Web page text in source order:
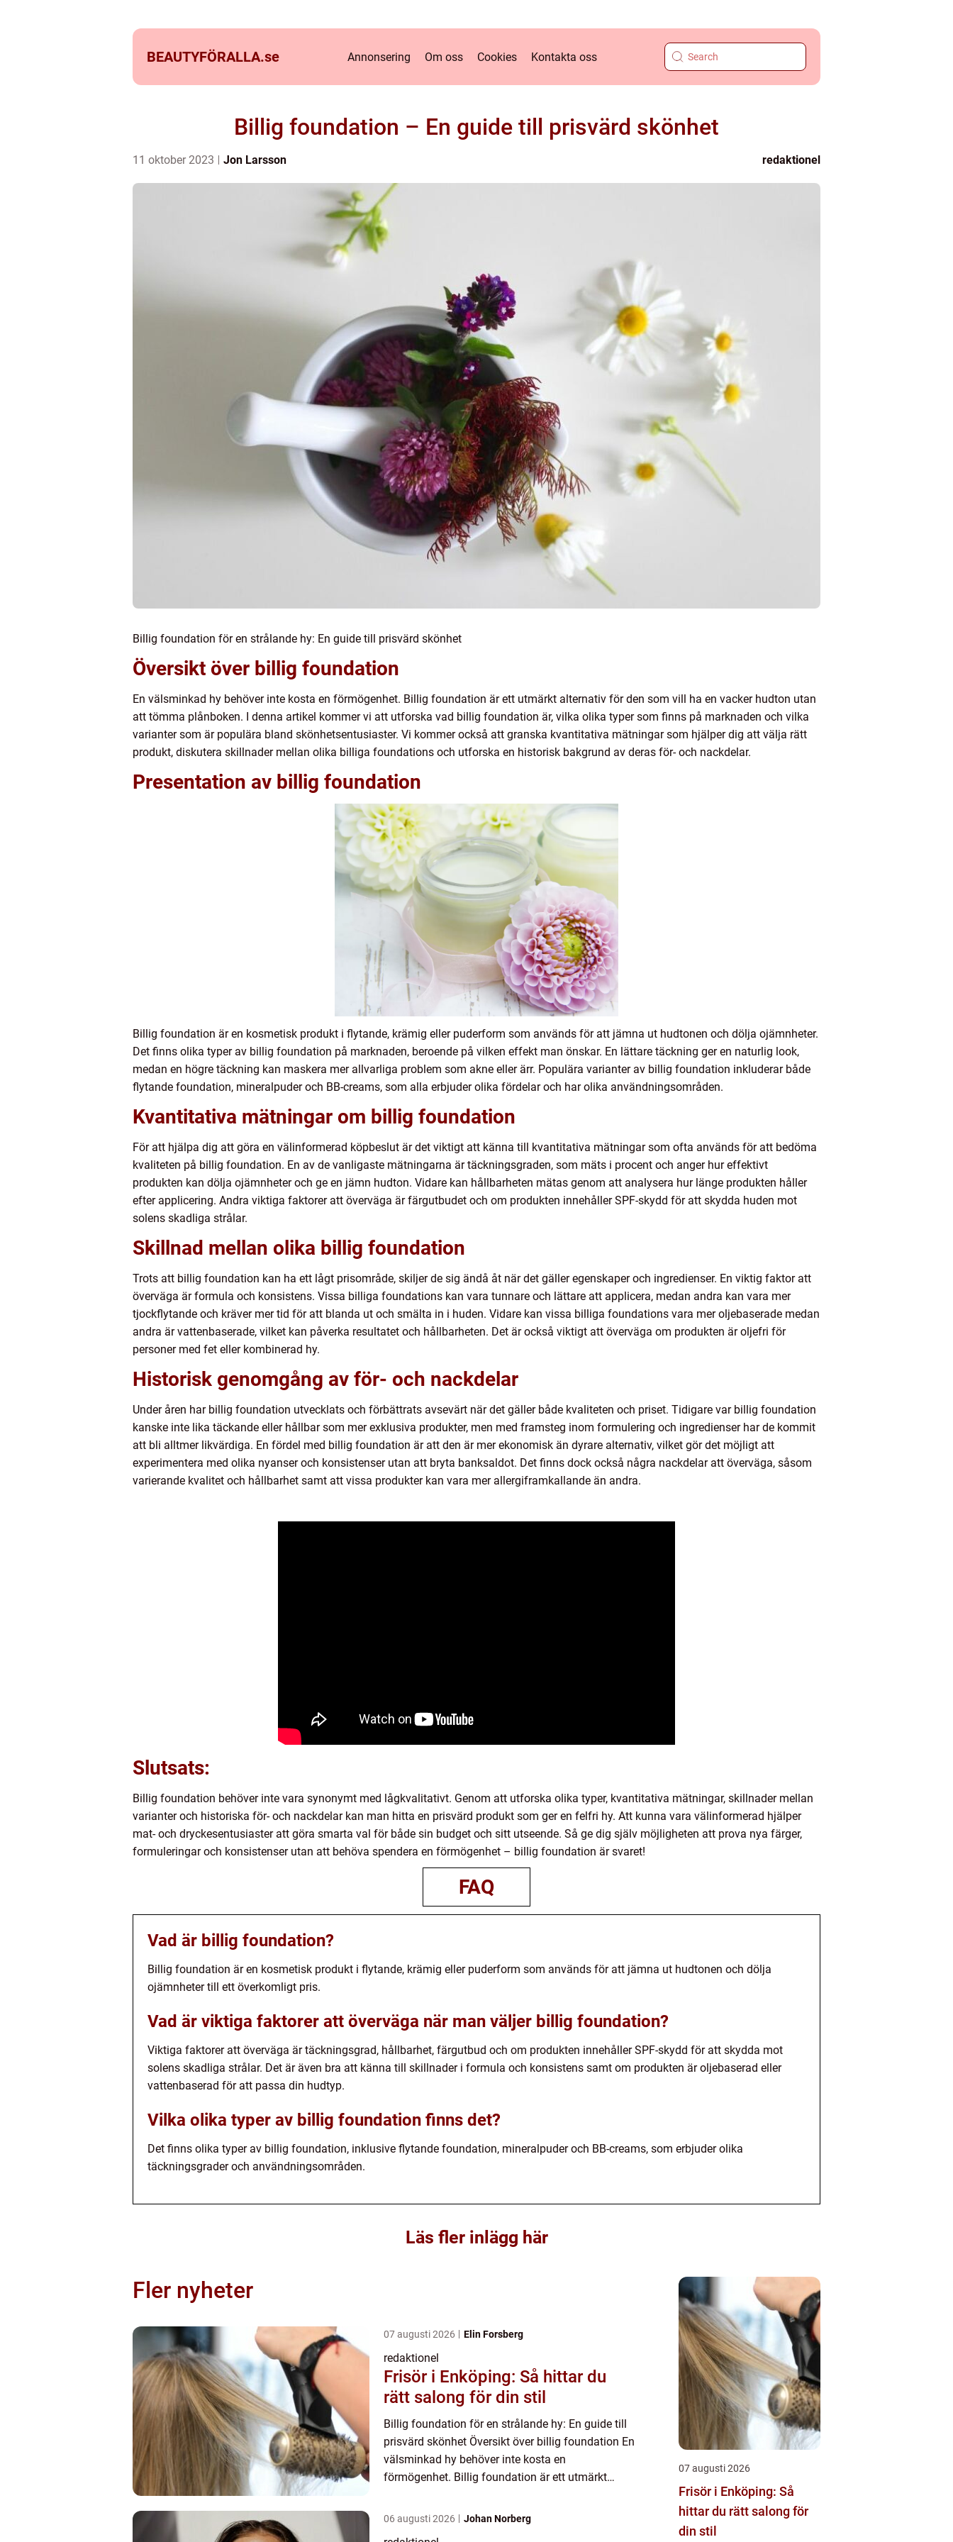
BEAUTYFÖRALLA.se Annonsering Om oss Cookies Kontakta oss
Billig foundation – En guide till prisvärd skönhet
11 oktober 2023 Jon Larsson redaktionel
Billig foundation för en strålande hy: En guide till prisvärd skönhet
Översikt över billig foundation
En välsminkad hy behöver inte kosta en förmögenhet. Billig foundation är ett utmärkt alternativ för den som vill ha en vacker hudton utan
att tömma plånboken. I denna artikel kommer vi att utforska vad billig foundation är, vilka olika typer som finns på marknaden och vilka
varianter som är populära bland skönhetsentusiaster. Vi kommer också att granska kvantitativa mätningar som hjälper dig att välja rätt
produkt, diskutera skillnader mellan olika billiga foundations och utforska en historisk bakgrund av deras för- och nackdelar.
Presentation av billig foundation
Billig foundation är en kosmetisk produkt i flytande, krämig eller puderform som används för att jämna ut hudtonen och dölja ojämnheter.
Det finns olika typer av billig foundation på marknaden, beroende på vilken effekt man önskar. En lättare täckning ger en naturlig look,
medan en högre täckning kan maskera mer allvarliga problem som akne eller ärr. Populära varianter av billig foundation inkluderar både
flytande foundation, mineralpuder och BB-creams, som alla erbjuder olika fördelar och har olika användningsområden.
Kvantitativa mätningar om billig foundation
För att hjälpa dig att göra en välinformerad köpbeslut är det viktigt att känna till kvantitativa mätningar som ofta används för att bedöma
kvaliteten på billig foundation. En av de vanligaste mätningarna är täckningsgraden, som mäts i procent och anger hur effektivt
produkten kan dölja ojämnheter och ge en jämn hudton. Vidare kan hållbarheten mätas genom att analysera hur länge produkten håller
efter applicering. Andra viktiga faktorer att överväga är färgutbudet och om produkten innehåller SPF-skydd för att skydda huden mot
solens skadliga strålar.
Skillnad mellan olika billig foundation
Trots att billig foundation kan ha ett lågt prisområde, skiljer de sig ändå åt när det gäller egenskaper och ingredienser. En viktig faktor att
överväga är formula och konsistens. Vissa billiga foundations kan vara tunnare och lättare att applicera, medan andra kan vara mer
tjockflytande och kräver mer tid för att blanda ut och smälta in i huden. Vidare kan vissa billiga foundations vara mer oljebaserade medan
andra är vattenbaserade, vilket kan påverka resultatet och hållbarheten. Det är också viktigt att överväga om produkten är oljefri för
personer med fet eller kombinerad hy.
Historisk genomgång av för- och nackdelar
Under åren har billig foundation utvecklats och förbättrats avsevärt när det gäller både kvaliteten och priset. Tidigare var billig foundation
kanske inte lika täckande eller hållbar som mer exklusiva produkter, men med framsteg inom formulering och ingredienser har de kommit
att bli alltmer likvärdiga. En fördel med billig foundation är att den är mer ekonomisk än dyrare alternativ, vilket gör det möjligt att
experimentera med olika nyanser och konsistenser utan att bryta banksaldot. Det finns dock också några nackdelar att överväga, såsom
varierande kvalitet och hållbarhet samt att vissa produkter kan vara mer allergiframkallande än andra.
Slutsats:
Billig foundation behöver inte vara synonymt med lågkvalitativt. Genom att utforska olika typer, kvantitativa mätningar, skillnader mellan
varianter och historiska för- och nackdelar kan man hitta en prisvärd produkt som ger en felfri hy. Att kunna vara välinformerad hjälper
mat- och dryckesentusiaster att göra smarta val för både sin budget och sitt utseende. Så ge dig själv möjligheten att prova nya färger,
formuleringar och konsistenser utan att behöva spendera en förmögenhet – billig foundation är svaret!
FAQ
Vad är billig foundation?
Billig foundation är en kosmetisk produkt i flytande, krämig eller puderform som används för att jämna ut hudtonen och dölja
ojämnheter till ett överkomligt pris.
Vad är viktiga faktorer att överväga när man väljer billig foundation?
Viktiga faktorer att överväga är täckningsgrad, hållbarhet, färgutbud och om produkten innehåller SPF-skydd för att skydda mot
solens skadliga strålar. Det är även bra att känna till skillnader i formula och konsistens samt om produkten är oljebaserad eller
vattenbaserad för att passa din hudtyp.
Vilka olika typer av billig foundation finns det?
Det finns olika typer av billig foundation, inklusive flytande foundation, mineralpuder och BB-creams, som erbjuder olika
täckningsgrader och användningsområden.
Läs fler inlägg här
Fler nyheter
07 augusti 2026 Elin Forsberg
redaktionel
Frisör i Enköping: Så hittar du
rätt salong för din stil
Billig foundation för en strålande hy: En guide till
prisvärd skönhet Översikt över billig foundation En
välsminkad hy behöver inte kosta en
förmögenhet. Billig foundation är ett utmärkt
utan att tömma ...
06 augusti 2026 Johan Norberg
07 augusti 2026
Frisör i Enköping: Så
hittar du rätt salong för
din stil